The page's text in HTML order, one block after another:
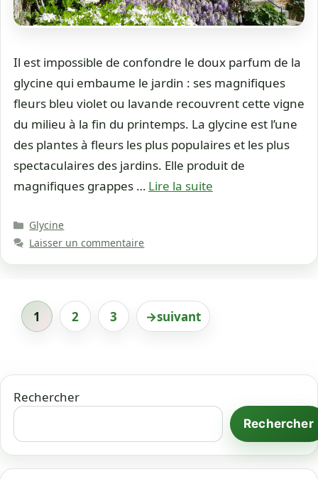
Il est impossible de confondre le doux parfum de la
glycine qui embaume le jardin : ses magnifiques
fleurs bleu violet ou lavande recouvrent cette vigne
du milieu à la fin du printemps. La glycine est l’une
des plantes à fleurs les plus populaires et les plus
spectaculaires des jardins. Elle produit de
magnifiques grappes … Lire la suite
Catégories
Glycine
Laisser un commentaire
Page
1 Page
2 Page
3 →suivant
Rechercher
Rechercher